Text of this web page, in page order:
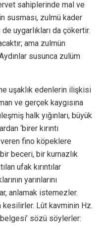
sahiplerinde mal ve
susması, zulmü kader
uygarlıkları da çökertir.
ama zulmün
susunca zulüm
uşaklık edenlerin ilişkisi
ve gerçek kaygısına
halk yığınları, büyük
‘birer kırıntı
fino köpeklere
beceri, bir kurnazlık
ufak kırıntılar
yarınlarını
anlamak istemezler.
Lût kavminin Hz.
sözü söylerler: